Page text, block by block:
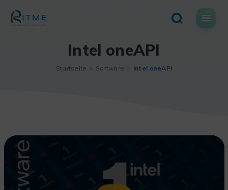
content
Intel oneAPI
Startseite Software Intel oneAPI